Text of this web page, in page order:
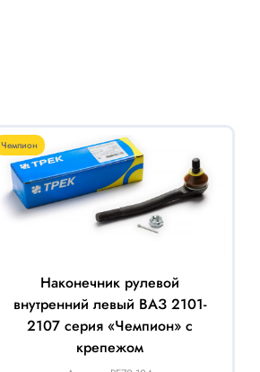
Чемпион
Наконечник рулевой
внутренний левый ВАЗ 2101-
2107 серия «Чемпион» с
крепежом